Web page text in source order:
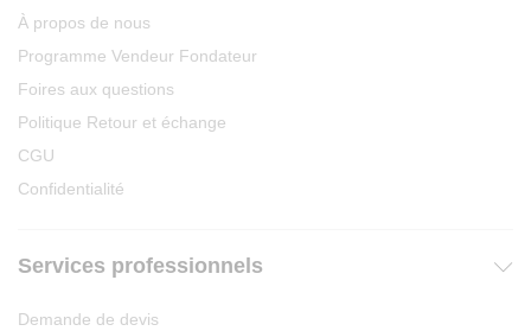
À propos de nous
Programme Vendeur Fondateur
Foires aux questions
Politique Retour et échange
CGU
Confidentialité
Services professionnels
Demande de devis